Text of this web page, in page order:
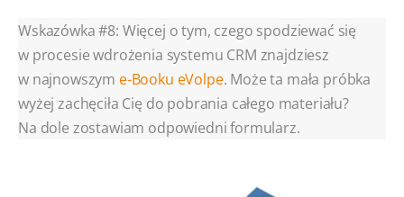
Wskazówka #8: Więcej o tym, czego spodziewać się
w procesie wdrożenia systemu CRM znajdziesz
w najnowszym e-Booku eVolpe. Może ta mała próbka
wyżej zachęciła Cię do pobrania całego materiału?
Na dole zostawiam odpowiedni formularz.